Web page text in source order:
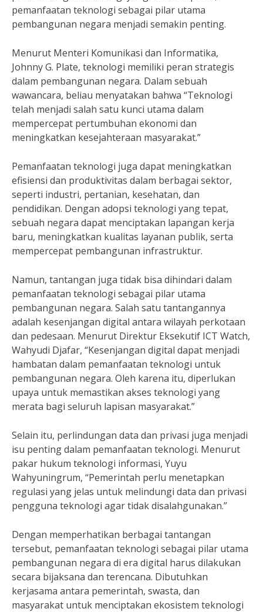
pemanfaatan teknologi sebagai pilar utama
pembangunan negara menjadi semakin penting.
Menurut Menteri Komunikasi dan Informatika,
Johnny G. Plate, teknologi memiliki peran strategis
dalam pembangunan negara. Dalam sebuah
wawancara, beliau menyatakan bahwa “Teknologi
telah menjadi salah satu kunci utama dalam
mempercepat pertumbuhan ekonomi dan
meningkatkan kesejahteraan masyarakat.”
Pemanfaatan teknologi juga dapat meningkatkan
efisiensi dan produktivitas dalam berbagai sektor,
seperti industri, pertanian, kesehatan, dan
pendidikan. Dengan adopsi teknologi yang tepat,
sebuah negara dapat menciptakan lapangan kerja
baru, meningkatkan kualitas layanan publik, serta
mempercepat pembangunan infrastruktur.
Namun, tantangan juga tidak bisa dihindari dalam
pemanfaatan teknologi sebagai pilar utama
pembangunan negara. Salah satu tantangannya
adalah kesenjangan digital antara wilayah perkotaan
dan pedesaan. Menurut Direktur Eksekutif ICT Watch,
Wahyudi Djafar, “Kesenjangan digital dapat menjadi
hambatan dalam pemanfaatan teknologi untuk
pembangunan negara. Oleh karena itu, diperlukan
upaya untuk memastikan akses teknologi yang
merata bagi seluruh lapisan masyarakat.”
Selain itu, perlindungan data dan privasi juga menjadi
isu penting dalam pemanfaatan teknologi. Menurut
pakar hukum teknologi informasi, Yuyu
Wahyuningrum, “Pemerintah perlu menetapkan
regulasi yang jelas untuk melindungi data dan privasi
pengguna teknologi agar tidak disalahgunakan.”
Dengan memperhatikan berbagai tantangan
tersebut, pemanfaatan teknologi sebagai pilar utama
pembangunan negara di era digital harus dilakukan
secara bijaksana dan terencana. Dibutuhkan
kerjasama antara pemerintah, swasta, dan
masyarakat untuk menciptakan ekosistem teknologi